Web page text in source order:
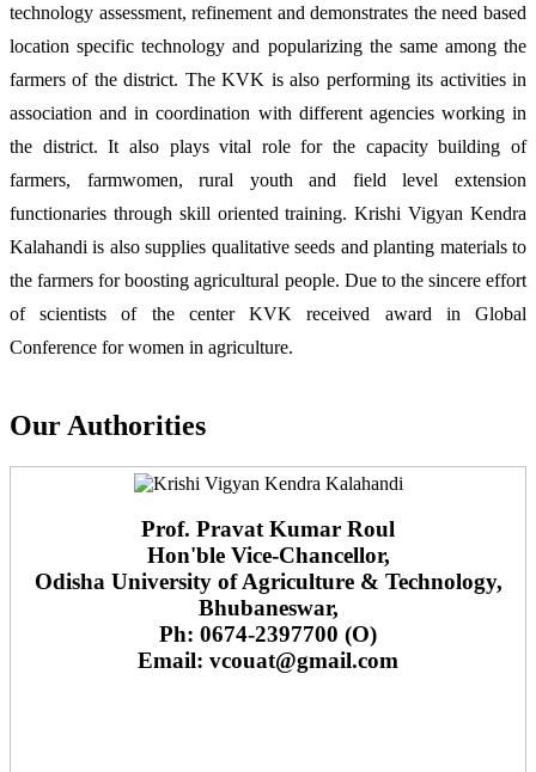
technology assessment, refinement and demonstrates the need based
location specific technology and popularizing the same among the
farmers of the district. The KVK is also performing its activities in
association and in coordination with different agencies working in
the district. It also plays vital role for the capacity building of
farmers, farmwomen, rural youth and field level extension
functionaries through skill oriented training. Krishi Vigyan Kendra
Kalahandi is also supplies qualitative seeds and planting materials to
the farmers for boosting agricultural people. Due to the sincere effort
of scientists of the center KVK received award in Global
Conference for women in agriculture.
Our Authorities
Prof. Pravat Kumar Roul
Hon'ble Vice-Chancellor,
Odisha University of Agriculture & Technology,
Bhubaneswar,
Ph: 0674-2397700 (O)
Email: vcouat@gmail.com